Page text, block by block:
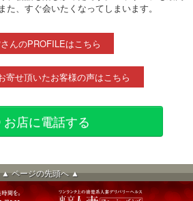
た、すぐ会いたくなってしまいます。
んのPROFILEはこちら
寄せ頂いたお客様の声はこちら
店に電話する
▲ ページの先頭へ ▲